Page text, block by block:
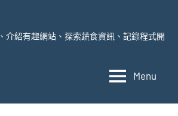
介紹有趣網站、探索蔬食資訊、記錄程式開
Menu